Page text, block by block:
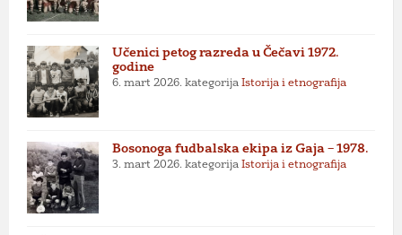
Učenici petog razreda u Čečavi 1972.
godine
6. mart 2026. kategorija Istorija i etnografija
Bosonoga fudbalska ekipa iz Gaja – 1978.
3. mart 2026. kategorija Istorija i etnografija